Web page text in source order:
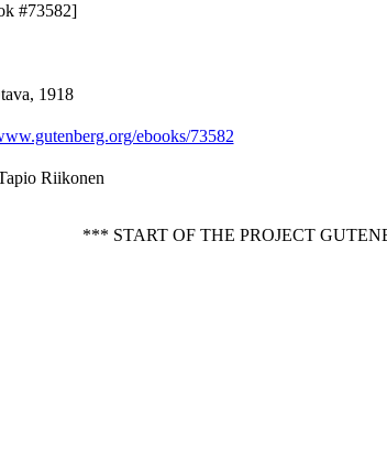
#73582]
1918
ebooks/73582
Riikonen
*** START OF THE PROJECT